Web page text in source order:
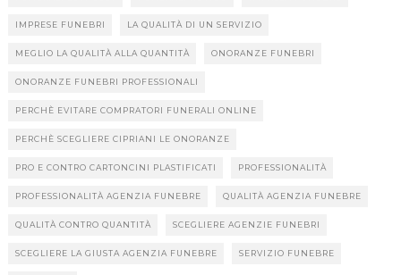
IMPRESE FUNEBRI LA QUALITÀ DI UN SERVIZIO
MEGLIO LA QUALITÀ ALLA QUANTITÀ ONORANZE FUNEBRI
ONORANZE FUNEBRI PROFESSIONALI
PERCHÈ EVITARE COMPRATORI FUNERALI ONLINE
PERCHÈ SCEGLIERE CIPRIANI LE ONORANZE
PRO E CONTRO CARTONCINI PLASTIFICATI PROFESSIONALITÀ
PROFESSIONALITÀ AGENZIA FUNEBRE QUALITÀ AGENZIA FUNEBRE
QUALITÀ CONTRO QUANTITÀ SCEGLIERE AGENZIE FUNEBRI
SCEGLIERE LA GIUSTA AGENZIA FUNEBRE SERVIZIO FUNEBRE